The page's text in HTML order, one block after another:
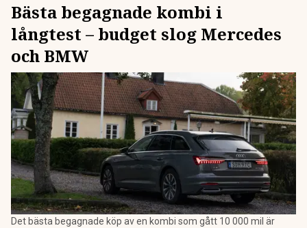
Bästa begagnade kombi i
långtest – budget slog Mercedes
och BMW
Det bästa begagnade köp av en kombi som gått 10 000 mil är